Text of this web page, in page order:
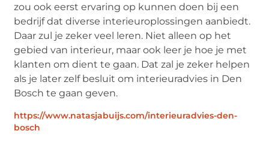
zou ook eerst ervaring op kunnen doen bij een
bedrijf dat diverse interieuroplossingen aanbiedt.
Daar zul je zeker veel leren. Niet alleen op het
gebied van interieur, maar ook leer je hoe je met
klanten om dient te gaan. Dat zal je zeker helpen
als je later zelf besluit om interieuradvies in Den
Bosch te gaan geven.
https://www.natasjabuijs.com/interieuradvies-den-
bosch